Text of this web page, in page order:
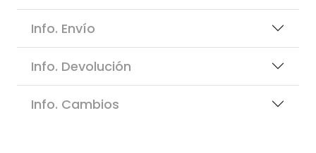
Info. Envío
Info. Devolución
Info. Cambios